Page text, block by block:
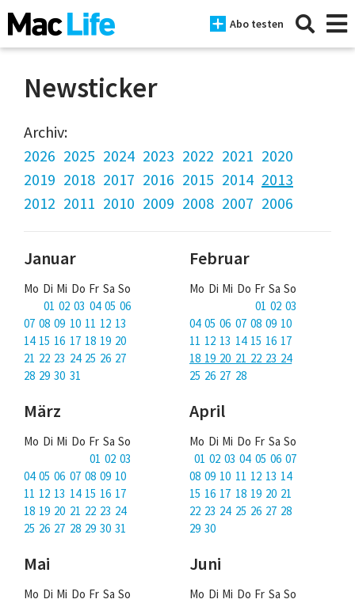
Abo testen
News
iPhone
Mac
Tests
Tipps
Magazine
Über uns
Mac Life+
Anmelden
Newsticker
Archiv:
2026 2025 2024 2023 2022 2021 2020
2019 2018 2017 2016 2015 2014 2013
2012 2011 2010 2009 2008 2007 2006
Januar
Mo Di Mi Do Fr Sa So
01 02 03 04 05 06
07 08 09 10 11 12 13
14 15 16 17 18 19 20
21 22 23 24 25 26 27
28 29 30 31
Februar
Mo Di Mi Do Fr Sa So
01 02 03
04 05 06 07 08 09 10
11 12 13 14 15 16 17
18 19 20 21 22 23 24
25 26 27 28
März
Mo Di Mi Do Fr Sa So
01 02 03
04 05 06 07 08 09 10
11 12 13 14 15 16 17
18 19 20 21 22 23 24
25 26 27 28 29 30 31
April
Mo Di Mi Do Fr Sa So
01 02 03 04 05 06 07
08 09 10 11 12 13 14
15 16 17 18 19 20 21
22 23 24 25 26 27 28
29 30
Mai
Mo Di Mi Do Fr Sa So
Juni
Mo Di Mi Do Fr Sa So